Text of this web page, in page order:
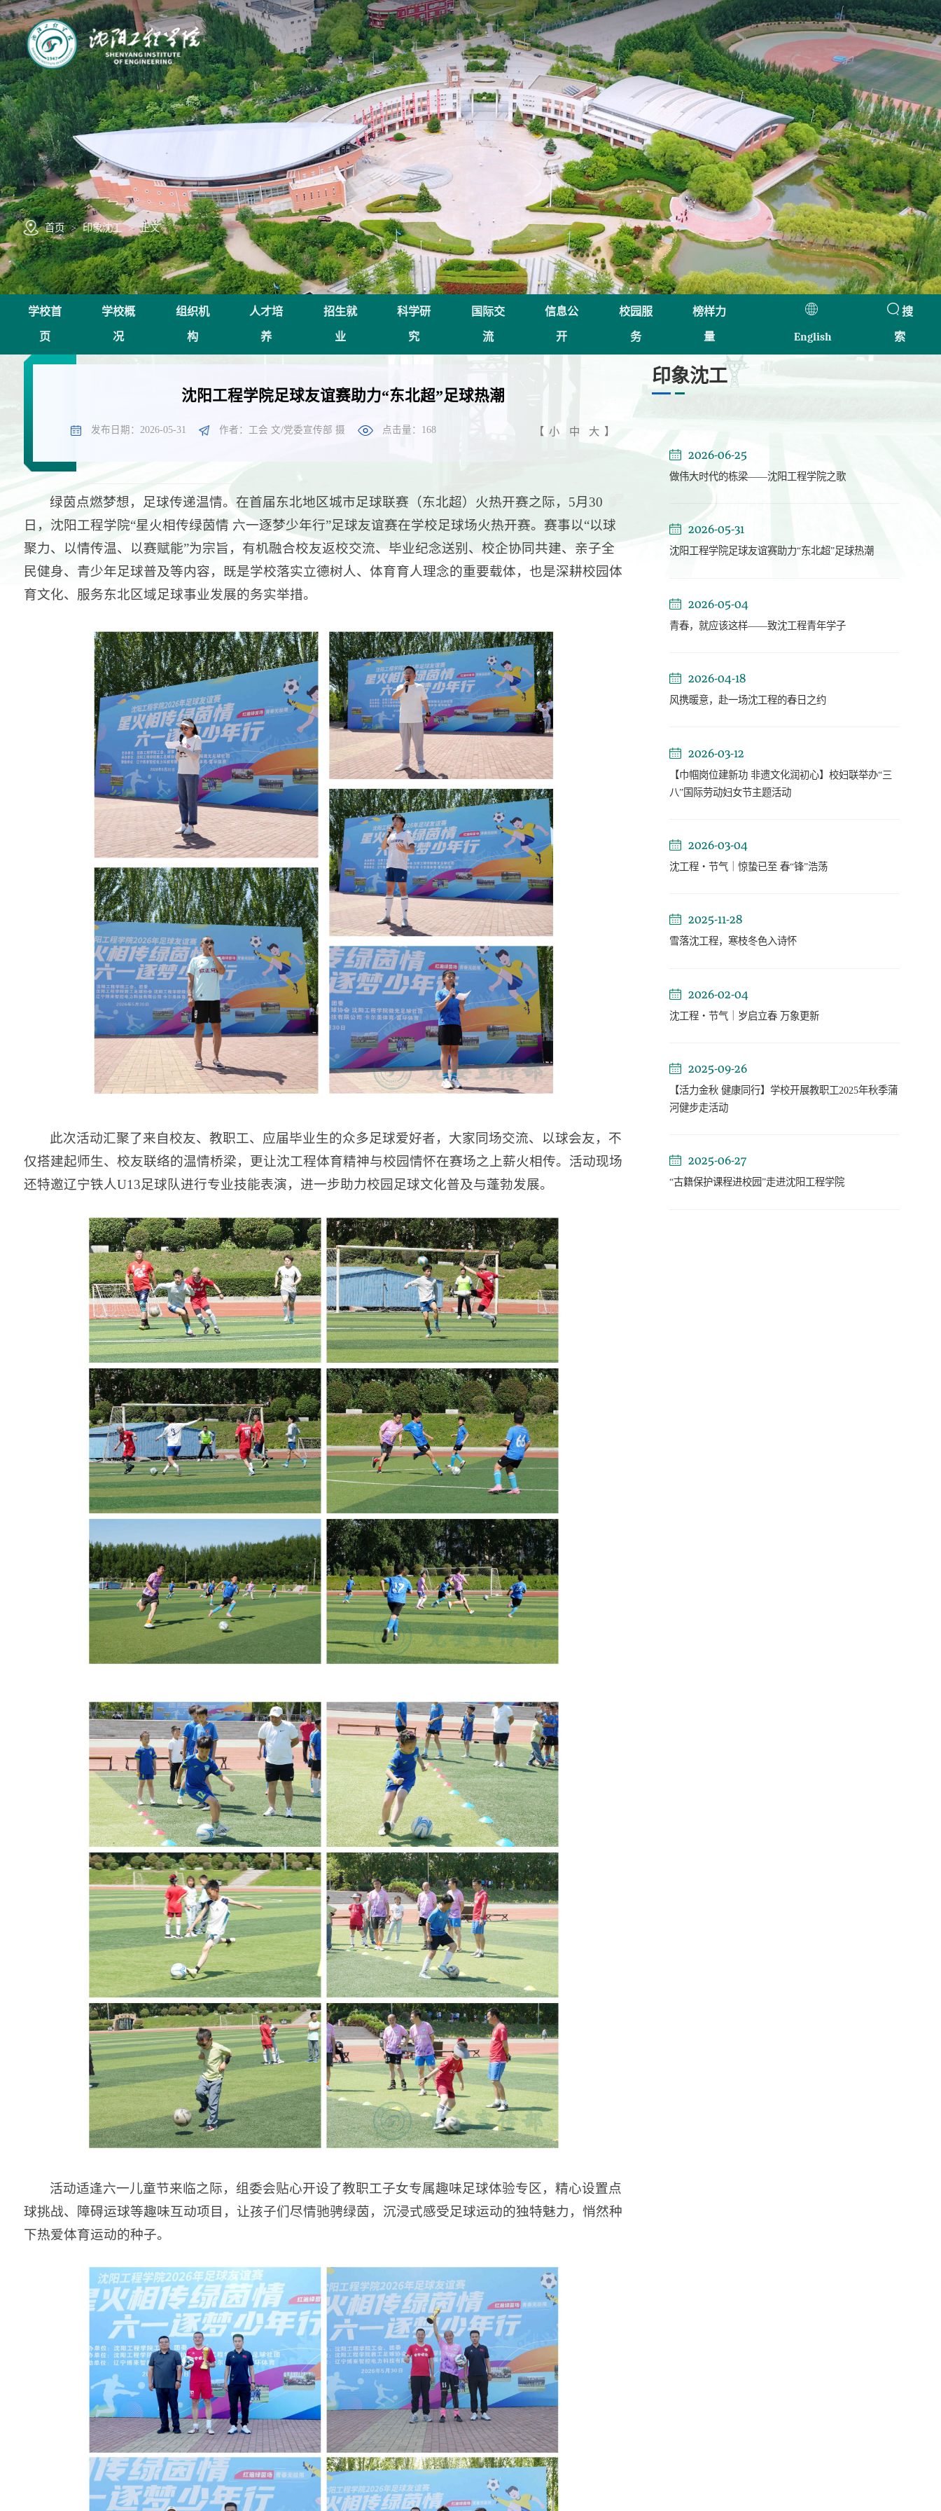
首页 > 印象沈工 > 正文
学校首
页
学校概
况
组织机
构
人才培
养
招生就
业
科学研
究
国际交
流
信息公
开
校园服
务
榜样力
量
English
搜
索
沈阳工程学院足球友谊赛助力“东北超”足球热潮
发布日期：2026-05-31 作者：工会 文/党委宣传部 摄 点击量： 168 【 小 中 大 】
绿茵点燃梦想，足球传递温情。在首届东北地区城市足球联赛（东北超）火热开赛之际，5月30
日，沈阳工程学院“星火相传绿茵情 六一逐梦少年行”足球友谊赛在学校足球场火热开赛。赛事以“以球
聚力、以情传温、以赛赋能”为宗旨，有机融合校友返校交流、毕业纪念送别、校企协同共建、亲子全
民健身、青少年足球普及等内容，既是学校落实立德树人、体育育人理念的重要载体，也是深耕校园体
育文化、服务东北区域足球事业发展的务实举措。
此次活动汇聚了来自校友、教职工、应届毕业生的众多足球爱好者，大家同场交流、以球会友，不
仅搭建起师生、校友联络的温情桥梁，更让沈工程体育精神与校园情怀在赛场之上薪火相传。活动现场
还特邀辽宁铁人U13足球队进行专业技能表演，进一步助力校园足球文化普及与蓬勃发展。
活动适逢六一儿童节来临之际，组委会贴心开设了教职工子女专属趣味足球体验专区，精心设置点
球挑战、障碍运球等趣味互动项目，让孩子们尽情驰骋绿茵，沉浸式感受足球运动的独特魅力，悄然种
下热爱体育运动的种子。
印象沈工
2026-06-25
做伟大时代的栋梁——沈阳工程学院之歌
2026-05-31
沈阳工程学院足球友谊赛助力“东北超”足球热潮
2026-05-04
青春，就应该这样——致沈工程青年学子
2026-04-18
风携暖意，赴一场沈工程的春日之约
2026-03-12
【巾帼岗位建新功 非遗文化润初心】校妇联举办“三
八”国际劳动妇女节主题活动
2026-03-04
沈工程・节气｜惊蛰已至 春“锋”浩荡
2025-11-28
雪落沈工程，寒枝冬色入诗怀
2026-02-04
沈工程・节气｜岁启立春 万象更新
2025-09-26
【活力金秋 健康同行】学校开展教职工2025年秋季蒲
河健步走活动
2025-06-27
“古籍保护课程进校园”走进沈阳工程学院